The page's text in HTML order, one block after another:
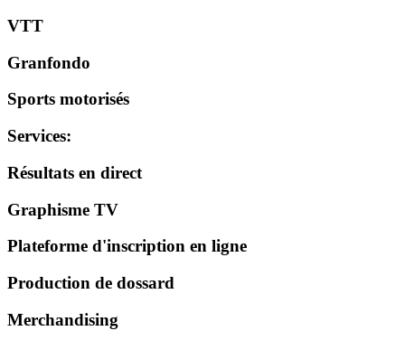
VTT
Granfondo
Sports motorisés
Services:
Résultats en direct
Graphisme TV
Plateforme d'inscription en ligne
Production de dossard
Merchandising